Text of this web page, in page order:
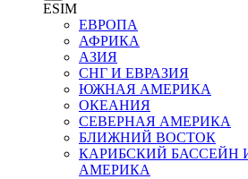
ESIM
ЕВРОПА
АФРИКА
АЗИЯ
СНГ И ЕВРАЗИЯ
ЮЖНАЯ АМЕРИКА
ОКЕАНИЯ
СЕВЕРНАЯ АМЕРИКА
БЛИЖНИЙ ВОСТОК
КАРИБСКИЙ БАССЕЙН
АМЕРИКА